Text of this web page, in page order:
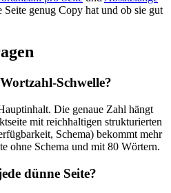
Seite genug Copy hat und ob sie gut
Schwelle?
Die genaue Zahl hängt
mit reichhaltigen strukturierten
Schema) bekommt mehr
ohne Schema und mit 80 Wörtern.
dünne Seite?